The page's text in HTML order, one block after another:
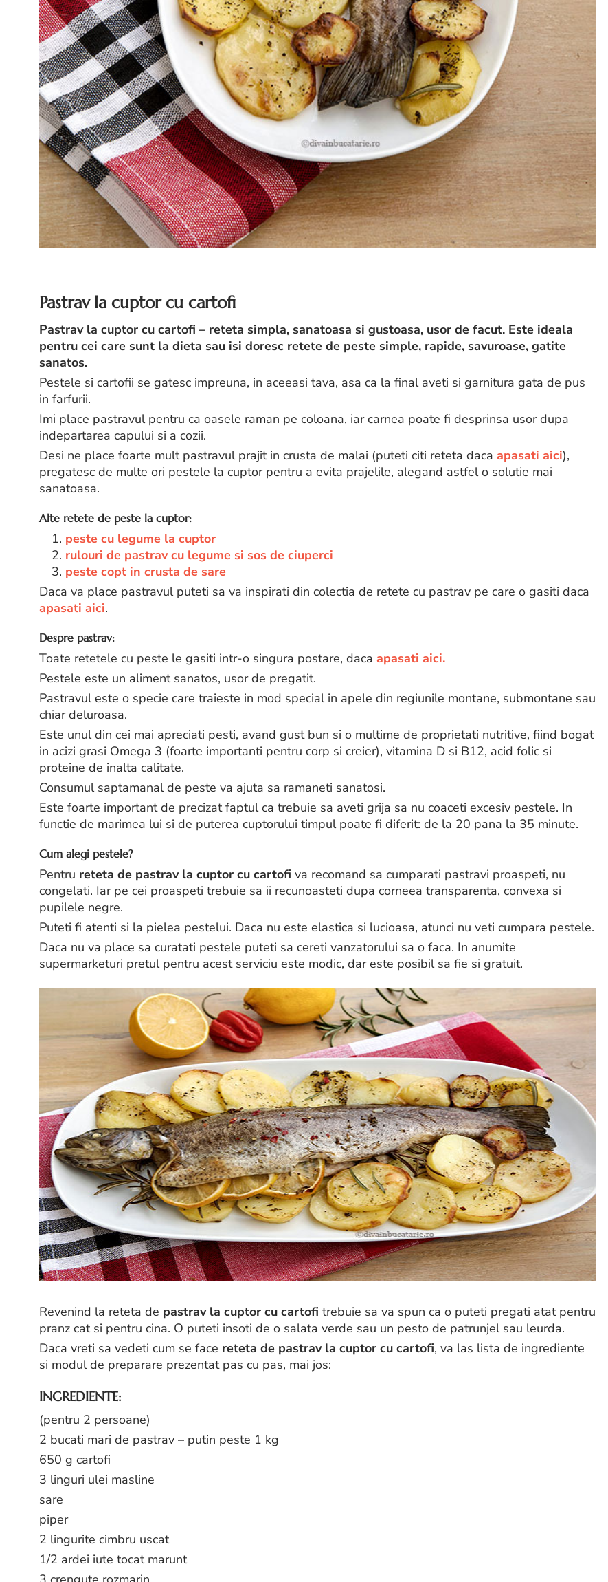
Pastrav la cuptor cu cartofi
Pastrav la cuptor cu cartofi – reteta simpla, sanatoasa si gustoasa, usor de facut. Este ideala
pentru cei care sunt la dieta sau isi doresc retete de peste simple, rapide, savuroase, gatite
sanatos.
Pestele si cartofii se gatesc impreuna, in aceeasi tava, asa ca la final aveti si garnitura gata de pus
in farfurii.
Imi place pastravul pentru ca oasele raman pe coloana, iar carnea poate fi desprinsa usor dupa
indepartarea capului si a cozii.
Desi ne place foarte mult pastravul prajit in crusta de malai (puteti citi reteta daca apasati aici),
pregatesc de multe ori pestele la cuptor pentru a evita prajelile, alegand astfel o solutie mai
sanatoasa.
Alte retete de peste la cuptor:
1. peste cu legume la cuptor
2. rulouri de pastrav cu legume si sos de ciuperci
3. peste copt in crusta de sare
Daca va place pastravul puteti sa va inspirati din colectia de retete cu pastrav pe care o gasiti daca
apasati aici.
Despre pastrav:
Toate retetele cu peste le gasiti intr-o singura postare, daca apasati aici.
Pestele este un aliment sanatos, usor de pregatit.
Pastravul este o specie care traieste in mod special in apele din regiunile montane, submontane sau
chiar deluroasa.
Este unul din cei mai apreciati pesti, avand gust bun si o multime de proprietati nutritive, fiind bogat
in acizi grasi Omega 3 (foarte importanti pentru corp si creier), vitamina D si B12, acid folic si
proteine de inalta calitate.
Consumul saptamanal de peste va ajuta sa ramaneti sanatosi.
Este foarte important de precizat faptul ca trebuie sa aveti grija sa nu coaceti excesiv pestele. In
functie de marimea lui si de puterea cuptorului timpul poate fi diferit: de la 20 pana la 35 minute.
Cum alegi pestele?
Pentru reteta de pastrav la cuptor cu cartofi va recomand sa cumparati pastravi proaspeti, nu
congelati. Iar pe cei proaspeti trebuie sa ii recunoasteti dupa corneea transparenta, convexa si
pupilele negre.
Puteti fi atenti si la pielea pestelui. Daca nu este elastica si lucioasa, atunci nu veti cumpara pestele.
Daca nu va place sa curatati pestele puteti sa cereti vanzatorului sa o faca. In anumite
supermarketuri pretul pentru acest serviciu este modic, dar este posibil sa fie si gratuit.
Revenind la reteta de pastrav la cuptor cu cartofi trebuie sa va spun ca o puteti pregati atat pentru
pranz cat si pentru cina. O puteti insoti de o salata verde sau un pesto de patrunjel sau leurda.
Daca vreti sa vedeti cum se face reteta de pastrav la cuptor cu cartofi, va las lista de ingrediente
si modul de preparare prezentat pas cu pas, mai jos:
INGREDIENTE:
(pentru 2 persoane)
2 bucati mari de pastrav – putin peste 1 kg
650 g cartofi
3 linguri ulei masline
sare
piper
2 lingurite cimbru uscat
1/2 ardei iute tocat marunt